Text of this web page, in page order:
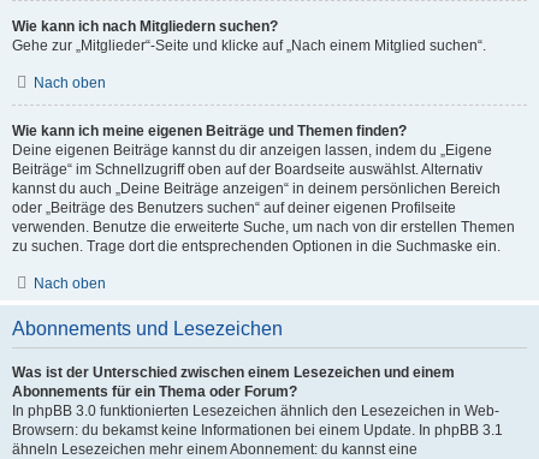
Wie kann ich nach Mitgliedern suchen?
Gehe zur „Mitglieder“-Seite und klicke auf „Nach einem Mitglied suchen“.
Nach oben
Wie kann ich meine eigenen Beiträge und Themen finden?
Deine eigenen Beiträge kannst du dir anzeigen lassen, indem du „Eigene
Beiträge“ im Schnellzugriff oben auf der Boardseite auswählst. Alternativ
kannst du auch „Deine Beiträge anzeigen“ in deinem persönlichen Bereich
oder „Beiträge des Benutzers suchen“ auf deiner eigenen Profilseite
verwenden. Benutze die erweiterte Suche, um nach von dir erstellen Themen
zu suchen. Trage dort die entsprechenden Optionen in die Suchmaske ein.
Nach oben
Abonnements und Lesezeichen
Was ist der Unterschied zwischen einem Lesezeichen und einem
Abonnements für ein Thema oder Forum?
In phpBB 3.0 funktionierten Lesezeichen ähnlich den Lesezeichen in Web-
Browsern: du bekamst keine Informationen bei einem Update. In phpBB 3.1
ähneln Lesezeichen mehr einem Abonnement: du kannst eine